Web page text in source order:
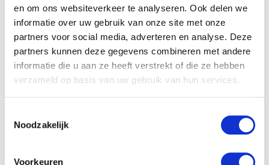
en om ons websiteverkeer te analyseren. Ook delen we
informatie over uw gebruik van onze site met onze
partners voor social media, adverteren en analyse. Deze
partners kunnen deze gegevens combineren met andere
informatie die u aan ze heeft verstrekt of die ze hebben
verzameld op basis van uw gebruik van hun services.
Noodzakelijk
Voorkeuren
Uitgebreide drag en
drop editor
HMTL editor
Bijlages meesturen